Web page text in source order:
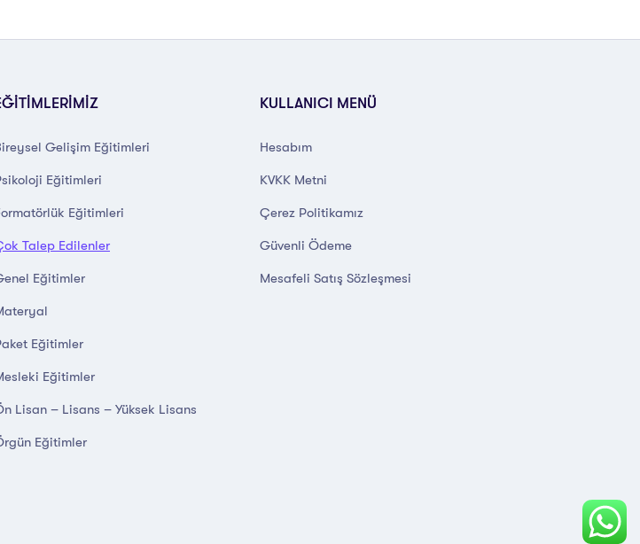
Gelişim Eğitimleri
Eğitimleri
Eğitimleri
Talep Edilenler
Eğitimler
Eğitimler
Eğitimler
Lisan – Lisans – Yüksek Lisans
Eğitimler
KULLANICI MENÜ
Hesabım
KVKK Metni
Çerez Politikamız
Güvenli Ödeme
Mesafeli Satış Sözleşmesi